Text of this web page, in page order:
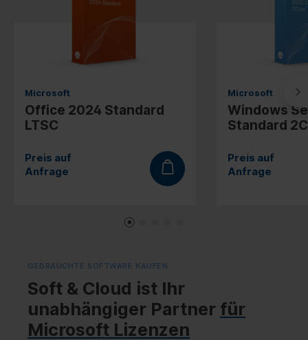
Microsoft
Office 2024 Standard
LTSC
Preis auf
Anfrage
Microsoft
Windows
Standard
Preis auf
Anfrage
GEBRAUCHTE SOFTWARE KAUFEN
Soft & Cloud ist Ihr
unabhängiger Partner für
Microsoft Lizenzen